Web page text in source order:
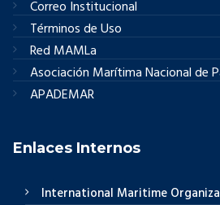
Correo Institucional
Términos de Uso
Red MAMLa
Asociación Marítima Nacional de
APADEMAR
Enlaces Internos
International Maritime